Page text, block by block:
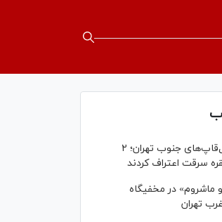
پایان جولان موبایل‌قاپ‌های جنوب تهران؛ ۲
و ماشروم» در مخفیگاه
تهران